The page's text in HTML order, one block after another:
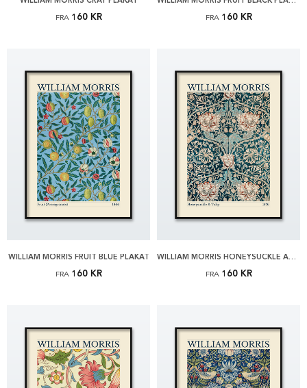
FRA 160 KR
FRA 160 KR
WILLIAM MORRIS FRUIT BLUE PLAKAT
FRA 160 KR
WILLIAM MORRIS HONEYSUCKLE AND TULIP PLAKAT
FRA 160 KR